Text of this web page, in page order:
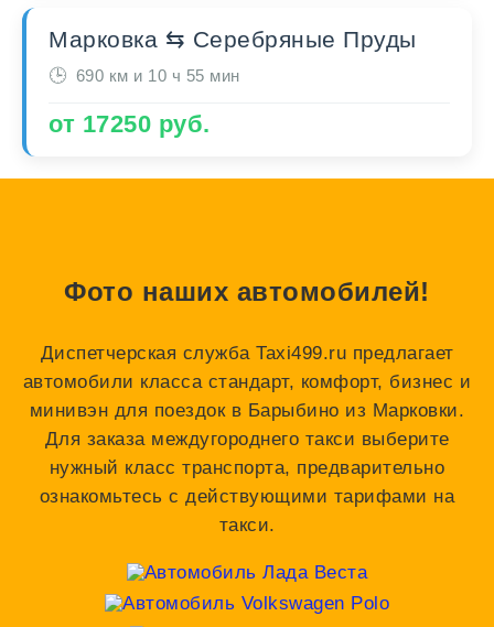
Марковка ⇆ Серебряные Пруды
690 км и 10 ч 55 мин
от 17250 руб.
Фото наших автомобилей!
Диспетчерская служба Taxi499.ru предлагает
автомобили класса стандарт, комфорт, бизнес и
минивэн для поездок в Барыбино из Марковки.
Для заказа междугороднего такси выберите
нужный класс транспорта, предварительно
ознакомьтесь с действующими тарифами на
такси.